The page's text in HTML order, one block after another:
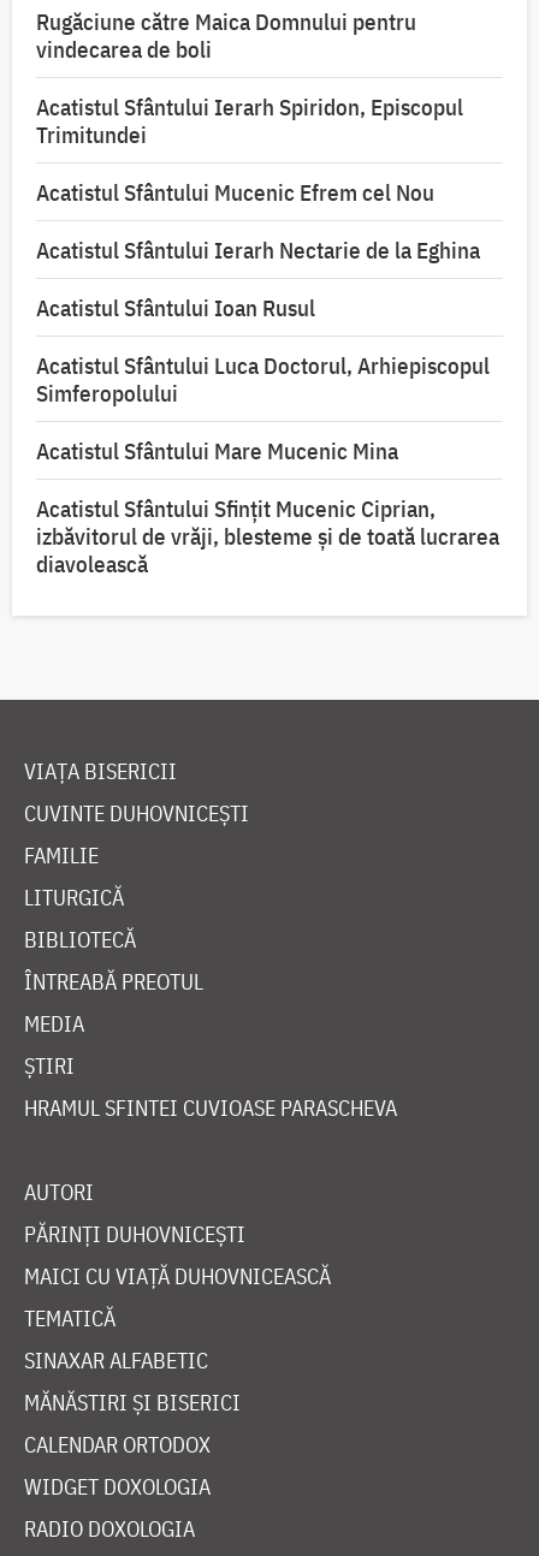
Rugăciune către Maica Domnului pentru
vindecarea de boli
Acatistul Sfântului Ierarh Spiridon, Episcopul
Trimitundei
Acatistul Sfântului Mucenic Efrem cel Nou
Acatistul Sfântului Ierarh Nectarie de la Eghina
Acatistul Sfântului Ioan Rusul
Acatistul Sfântului Luca Doctorul, Arhiepiscopul
Simferopolului
Acatistul Sfântului Mare Mucenic Mina
Acatistul Sfântului Sfințit Mucenic Ciprian,
izbăvitorul de vrăji, blesteme și de toată lucrarea
diavolească
VIAȚA BISERICII
CUVINTE DUHOVNICEȘTI
FAMILIE
LITURGICĂ
BIBLIOTECĂ
ÎNTREABĂ PREOTUL
MEDIA
ȘTIRI
HRAMUL SFINTEI CUVIOASE PARASCHEVA
AUTORI
PĂRINȚI DUHOVNICEȘTI
MAICI CU VIAȚĂ DUHOVNICEASCĂ
TEMATICĂ
SINAXAR ALFABETIC
MĂNĂSTIRI ȘI BISERICI
CALENDAR ORTODOX
WIDGET DOXOLOGIA
RADIO DOXOLOGIA